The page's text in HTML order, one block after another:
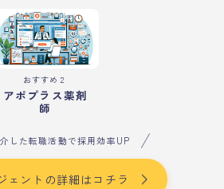
おすすめ２
アポプラス薬剤
師
した転職活動で採用効率UP
ェントの詳細はコチラ